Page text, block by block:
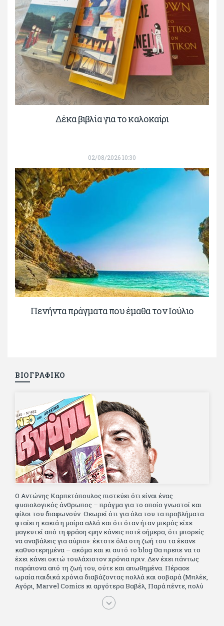
Δέκα βιβλία για το καλοκαίρι
02/08/2026 10:30
Πενήντα πράγματα που έμαθα τον Ιούλιο
ΒΙΟΓΡΑΦΙΚΟ
Ο Αντώνης Καρπετόπουλος πιστεύει ότι είναι ένας
φυσιολογικός άνθρωπος – πράγμα για το οποίο γνωστοί και
φίλοι του διαφωνούν. Θεωρεί ότι για όλα του τα προβλήματα
φταίει η κακιά η μοίρα αλλά και ότι όταν ήταν μικρός είχε
μαγευτεί από τη φράση «μην κάνεις ποτέ σήμερα, ότι μπορείς
να αναβάλεις για αύριο»: έκτοτε όλα στη ζωή του τα έκανε
καθυστερημένα – ακόμα και κι αυτό το blog θα πρεπε να το
έχει κάνει οκτώ τουλάχιστον χρόνια πριν. Δεν έχει πάντως
παράπονα από τη ζωή του, ούτε και απωθημένα. Πέρασε
ωραία παιδικά χρόνια διαβάζοντας πολλά και σοβαρά (Μπλέκ,
Αγόρι, Μarvel Comics κι αργότερα Βαβέλ, Παρά πέντε, πολύ
Αλέξανδρο Δουμά και αρκετό Ιούλιο Βέρν πριν τον κερδίσουν
τα αστυνομικά), απέκτησε τους σωστούς φίλους κυρίως γιατί